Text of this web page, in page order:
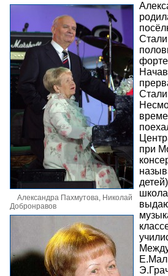
Александра Пахмутова, Николай
Добронравов
при